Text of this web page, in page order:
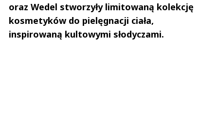
oraz Wedel stworzyły limitowaną kolekcję
kosmetyków do pielęgnacji ciała,
inspirowaną kultowymi słodyczami.